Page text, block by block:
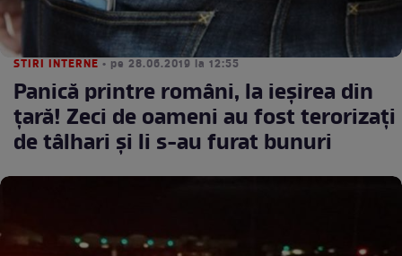
STIRI INTERNE • pe 28.06.2019 la 12:55
Panică printre români, la ieșirea din
țară! Zeci de oameni au fost terorizați
de tâlhari și li s-au furat bunuri